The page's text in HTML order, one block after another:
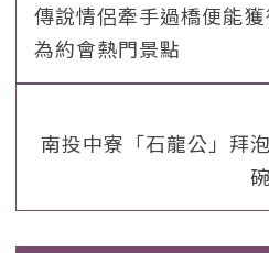
傳說情侶牽手過橋便能
為約會熱門景點
南投中寮「石龍公」拜